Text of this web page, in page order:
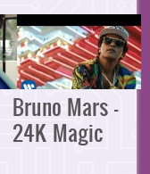
Bruno Mars -
24K Magic